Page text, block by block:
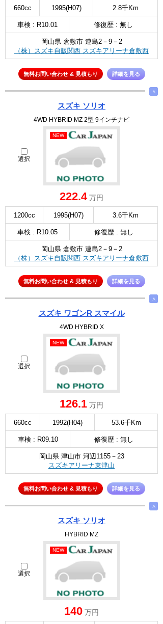
660cc 1995(H07) 2.8千Km
車検 : R10.01 修復歴 : 無し
岡山県 倉敷市 連島2－9－2
（株）スズキ自販関西 スズキアリーナ倉敷西
無料お問い合わせ & 見積もり 詳細を見る
∧
スズキ ソリオ
4WD HYBRID MZ 2型 9インチナビ
選択
NEW
222.4万円
1200cc 1995(H07) 3.6千Km
車検 : R10.05 修復歴 : 無し
岡山県 倉敷市 連島2－9－2
（株）スズキ自販関西 スズキアリーナ倉敷西
無料お問い合わせ & 見積もり 詳細を見る
∧
スズキ ワゴンR スマイル
4WD HYBRID X
選択
NEW
126.1 万円
660cc 1992(H04) 53.6千Km
車検 : R09.10 修復歴 : 無し
岡山県 津山市 河辺1155－23
スズキアリーナ東津山
無料お問い合わせ & 見積もり 詳細を見る
∧
スズキ ソリオ
HYBRID MZ
選択
NEW
140 万円